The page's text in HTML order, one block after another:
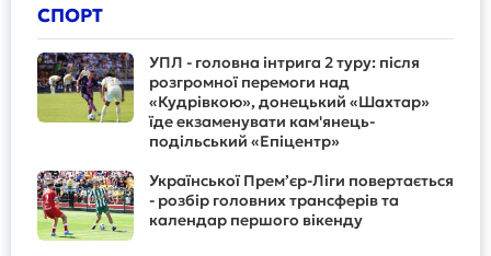
СПОРТ
УПЛ - головна інтрига 2 туру: після
розгромної перемоги над
«Кудрівкою», донецький «Шахтар»
їде екзаменувати кам'янець-
подільський «Епіцентр»
Української Прем’єр-Ліги повертається
- розбір головних трансферів та
календар першого вікенду